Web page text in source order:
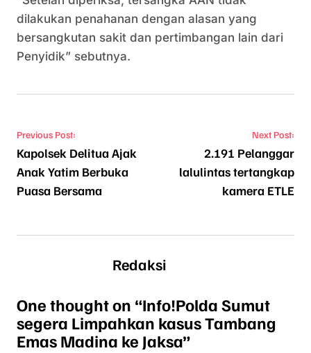
dilakukan penahanan dengan alasan yang
bersangkutan sakit dan pertimbangan lain dari
Penyidik” sebutnya.
Navigasi pos
Previous Post:
Kapolsek Delitua Ajak
Anak Yatim Berbuka
Puasa Bersama
Next Post:
2.191 Pelanggar
lalulintas tertangkap
kamera ETLE
Redaksi
One thought on “Info!Polda Sumut
segera Limpahkan kasus Tambang
Emas Madina ke Jaksa”